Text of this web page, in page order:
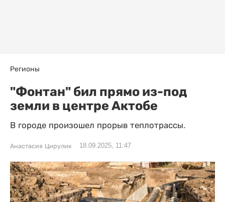
Регионы
"Фонтан" бил прямо из-под
земли в центре Актобе
В городе произошел прорыв теплотрассы.
Анастасия Цирулик 18.09.2025, 11:47